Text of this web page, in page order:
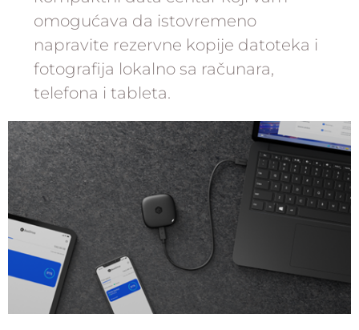
omogućava da istovremeno
napravite rezervne kopije datoteka i
fotografija lokalno sa računara,
telefona i tableta.